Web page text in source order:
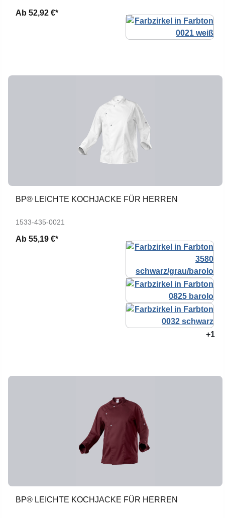
Ab 52,92 €*
BP® LEICHTE KOCHJACKE FÜR HERREN
1533-435-0021
Ab 55,19 €*
+1
BP® LEICHTE KOCHJACKE FÜR HERREN